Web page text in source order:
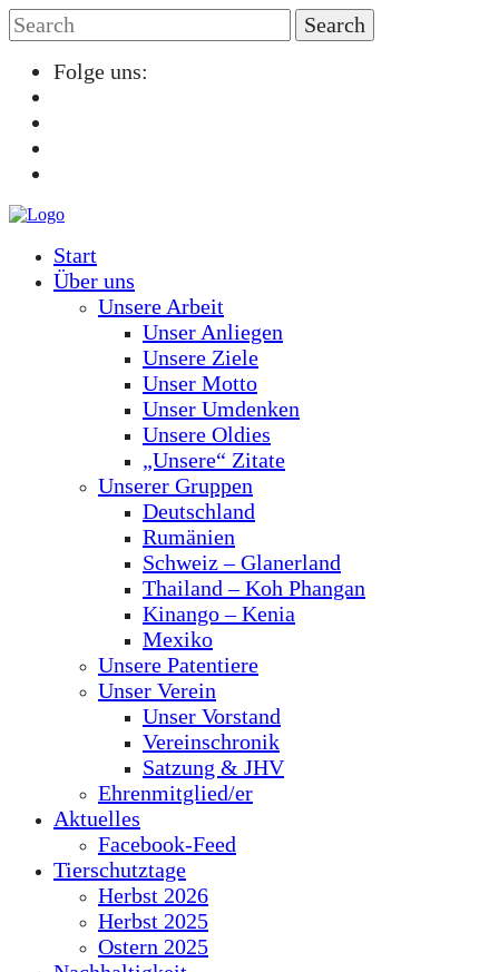
Folge uns:
Start
Über uns
Unsere Arbeit
Unser Anliegen
Unsere Ziele
Unser Motto
Unser Umdenken
Unsere Oldies
„Unsere“ Zitate
Unserer Gruppen
Deutschland
Rumänien
Schweiz – Glanerland
Thailand – Koh Phangan
Kinango – Kenia
Mexiko
Unsere Patentiere
Unser Verein
Unser Vorstand
Vereinschronik
Satzung & JHV
Ehrenmitglied/er
Aktuelles
Facebook-Feed
Tierschutztage
Herbst 2026
Herbst 2025
Ostern 2025